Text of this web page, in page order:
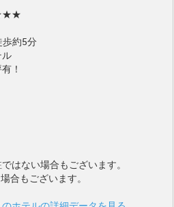
歩約5分
！
はない場合もございます。
合もございます。